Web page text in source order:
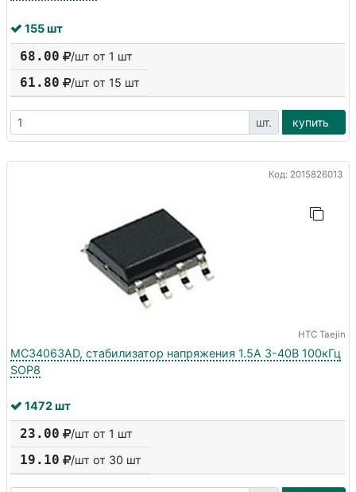
155 шт
68.00 /шт от 1 шт
61.80 /шт от 15 шт
шт. купить
Код: 2015826013
HTC Taejin
MC34063AD, стабилизатор напряжения 1.5А 3-40В 100кГц
SOP8
1472 шт
23.00 /шт от 1 шт
19.10 /шт от 30 шт